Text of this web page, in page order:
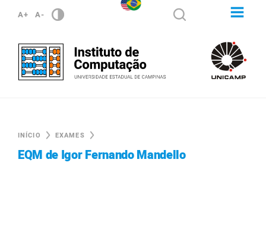
A+ A-
INÍCIO EXAMES
EQM de Igor Fernando Mandello